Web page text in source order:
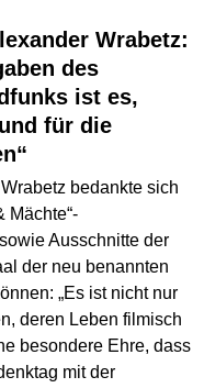
Wrabetz:
des
ist es,
für die
bedankte sich
Mächte“-
Ausschnitte der
der neu benannten
„Es ist nicht nur
deren Leben filmisch
besondere Ehre, dass
mit der